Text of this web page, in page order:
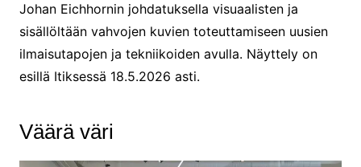
Johan Eichhornin johdatuksella visuaalisten ja
sisällöltään vahvojen kuvien toteuttamiseen uusien
ilmaisutapojen ja tekniikoiden avulla. Näyttely on
esillä Itiksessä 18.5.2026 asti.
Väärä väri